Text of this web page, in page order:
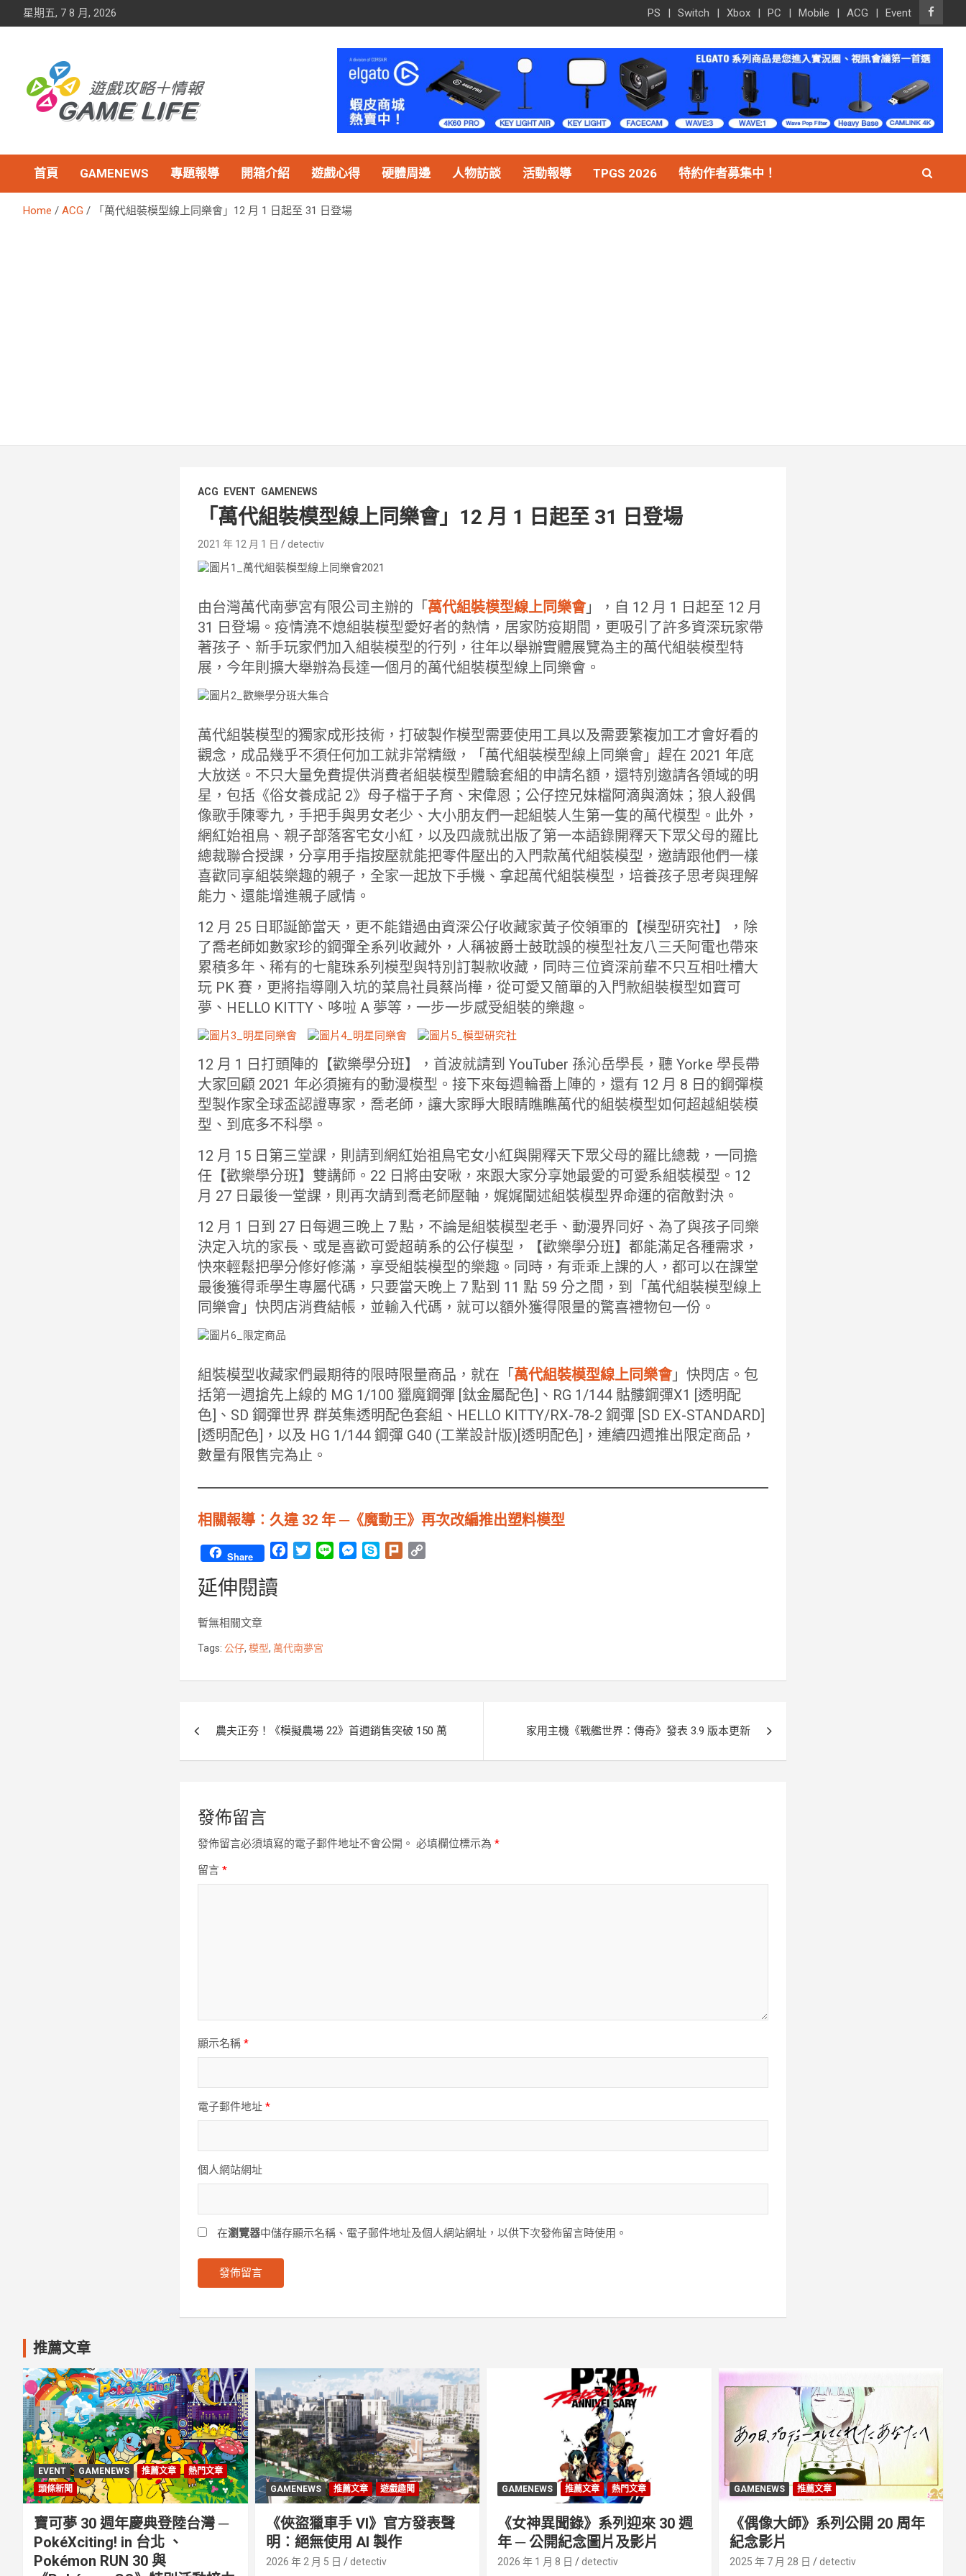
星期五, 7 8 月, 2026 PS Switch Xbox PC Mobile ACG Event
首頁 GAMENEWS 專題報導 開箱介紹 遊戲心得 硬體周邊 人物訪談 活動報導 TPGS 2026 特約作者募集中！
Home ACG 「萬代組裝模型線上同樂會」12 月 1 日起至 31 日登場
ACG EVENT GAMENEWS
「萬代組裝模型線上同樂會」12 月 1 日起至 31 日登場
2021 年 12 月 1 日 detectiv
由台灣萬代南夢宮有限公司主辦的「 萬代組裝模型線上同樂會」，自 12 月 1 日起至 12 月
31 日登場。疫情澆不熄組裝模型愛好者的熱情，居家防疫期間，更吸引了許多資深玩家帶
著孩子、新手玩家們加入組裝模型的行列，往年以舉辦實體展覽為主的萬代組裝模型特
展，今年則擴大舉辦為長達一個月的萬代組裝模型線上同樂會。
萬代組裝模型的獨家成形技術，打破製作模型需要使用工具以及需要繁複加工才會好看的
觀念，成品幾乎不須任何加工就非常精緻，「萬代組裝模型線上同樂會」趕在 2021 年底
大放送。不只大量免費提供消費者組裝模型體驗套組的申請名額，還特別邀請各領域的明
星，包括《俗女養成記 2》母子檔于子育、宋偉恩；公仔控兄妹檔阿滴與滴妹；狼人殺偶
像歌手陳零九，手把手與男女老少、大小朋友們一起組裝人生第一隻的萬代模型。此外，
網紅始祖鳥、親子部落客宅女小紅，以及四歲就出版了第一本語錄開釋天下眾父母的羅比
總裁聯合授課，分享用手指按壓就能把零件壓出的入門款萬代組裝模型，邀請跟他們一樣
喜歡同享組裝樂趣的親子，全家一起放下手機、拿起萬代組裝模型，培養孩子思考與理解
能力、還能增進親子感情。
12 月 25 日耶誕節當天，更不能錯過由資深公仔收藏家黃子佼領軍的【模型研究社】，除
了喬老師如數家珍的鋼彈全系列收藏外，人稱被爵士鼓耽誤的模型社友八三夭阿電也帶來
累積多年、稀有的七龍珠系列模型與特別訂製款收藏，同時三位資深前輩不只互相吐槽大
玩 PK 賽，更將指導剛入坑的菜鳥社員蔡尚樺，從可愛又簡單的入門款組裝模型如寶可
夢、HELLO KITTY、哆啦 A 夢等，一步一步感受組裝的樂趣。
12 月 1 日打頭陣的【歡樂學分班】，首波就請到 YouTuber 孫沁岳學長，聽 Yorke 學長帶
大家回顧 2021 年必須擁有的動漫模型。接下來每週輪番上陣的，還有 12 月 8 日的鋼彈模
型製作家全球盃認證專家，喬老師，讓大家睜大眼睛瞧瞧萬代的組裝模型如何超越組裝模
型、到底多不科學。
12 月 15 日第三堂課，則請到網紅始祖鳥宅女小紅與開釋天下眾父母的羅比總裁，一同擔
任【歡樂學分班】雙講師。22 日將由安啾，來跟大家分享她最愛的可愛系組裝模型。12
月 27 日最後一堂課，則再次請到喬老師壓軸，娓娓闡述組裝模型界命運的宿敵對決。
12 月 1 日到 27 日每週三晚上 7 點，不論是組裝模型老手、動漫界同好、為了與孩子同樂
決定入坑的家長、或是喜歡可愛超萌系的公仔模型，【歡樂學分班】都能滿足各種需求，
快來輕鬆把學分修好修滿，享受組裝模型的樂趣。同時，有乖乖上課的人，都可以在課堂
最後獲得乖學生專屬代碼，只要當天晚上 7 點到 11 點 59 分之間，到「萬代組裝模型線上
同樂會」快閃店消費結帳，並輸入代碼，就可以額外獲得限量的驚喜禮物包一份。
組裝模型收藏家們最期待的限時限量商品，就在「 萬代組裝模型線上同樂會」快閃店。包
括第一週搶先上線的 MG 1/100 獵魔鋼彈 [鈦金屬配色]、RG 1/144 骷髏鋼彈X1 [透明配
色]、SD 鋼彈世界 群英集透明配色套組、HELLO KITTY/RX-78-2 鋼彈 [SD EX-STANDARD]
[透明配色]，以及 HG 1/144 鋼彈 G40 (工業設計版)[透明配色]，連續四週推出限定商品，
數量有限售完為止。
相關報導︰久違 32 年 ─《魔動王》再次改編推出塑料模型
Share
o
r
M
延伸閱讀
暫無相關文章
Tags: 公仔,模型,萬代南夢宮
覽
農夫正夯！《模擬農場 22》首週銷售突破 150 萬 家用主機《戰艦世界：傳奇》發表 3.9 版本更新
發佈留言
發佈留言必須填寫的電子郵件地址不會公開。 必填欄位標示為*
留言*
顯示名稱*
電子郵件地址*
個人網站網址
在瀏覽器中儲存顯示名稱、電子郵件地址及個人網站網址，以供下次發佈留言時使用。
推薦文章
EVENT GAMENEWS 推薦文章
熱門文章
頭條新聞
寶可夢 30 週年慶典登陸台灣 ─
PokéXciting! in 台北 、
Pokémon RUN 30 與
GAMENEWS 推薦文章 遊戲趣聞
《俠盜獵車手 VI》官方發表聲
明︰絕無使用 AI 製作
2026 年 2 月 5 日 detectiv
GAMENEWS 推薦文章 熱門文章
《女神異聞錄》系列迎來 30 週
年 ─ 公開紀念圖片及影片
2026 年 1 月 8 日 detectiv
GAMENEWS 推薦文章
《偶像大師》系列公開 20 周年
紀念影片
2025 年 7 月 28 日 detectiv